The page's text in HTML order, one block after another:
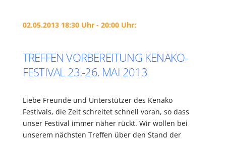
02.05.2013 18:30 Uhr - 20:00 Uhr:
TREFFEN VORBEREITUNG KENAKO-
FESTIVAL 23.-26. MAI 2013
Liebe Freunde und Unterstützer des Kenako
Festivals, die Zeit schreitet schnell voran, so dass
unser Festival immer näher rückt. Wir wollen bei
unserem nächsten Treffen über den Stand der